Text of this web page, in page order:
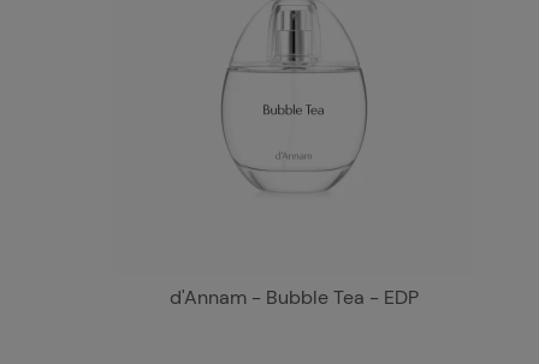
d'Annam - Bubble Tea - EDP